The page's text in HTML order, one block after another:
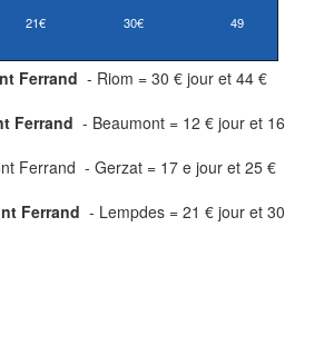
21€ 30€ 49
Ferrand - Riom = 30 € jour et 44 €
Ferrand - Beaumont = 12 € jour et 16
Ferrand - Gerzat = 17 e jour et 25 €
Ferrand - Lempdes = 21 € jour et 30